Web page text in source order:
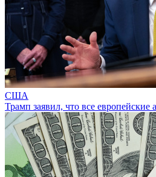
США
Трамп заявил, что все европейские